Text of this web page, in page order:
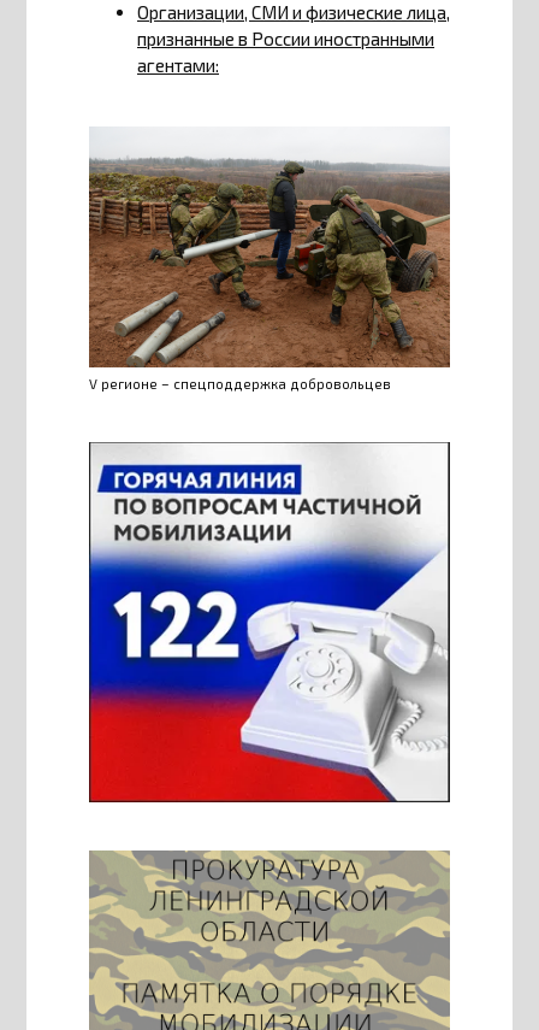
Организации, СМИ и физические лица,
признанные в России иностранными
агентами:
V регионе – спецподдержка добровольцев